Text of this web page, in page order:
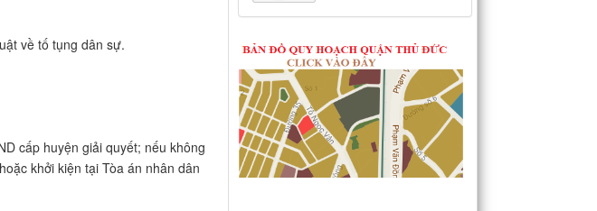
về tố tụng dân sự.
cấp huyện giải quyết; nếu không
khởi kiện tại Tòa án nhân dân